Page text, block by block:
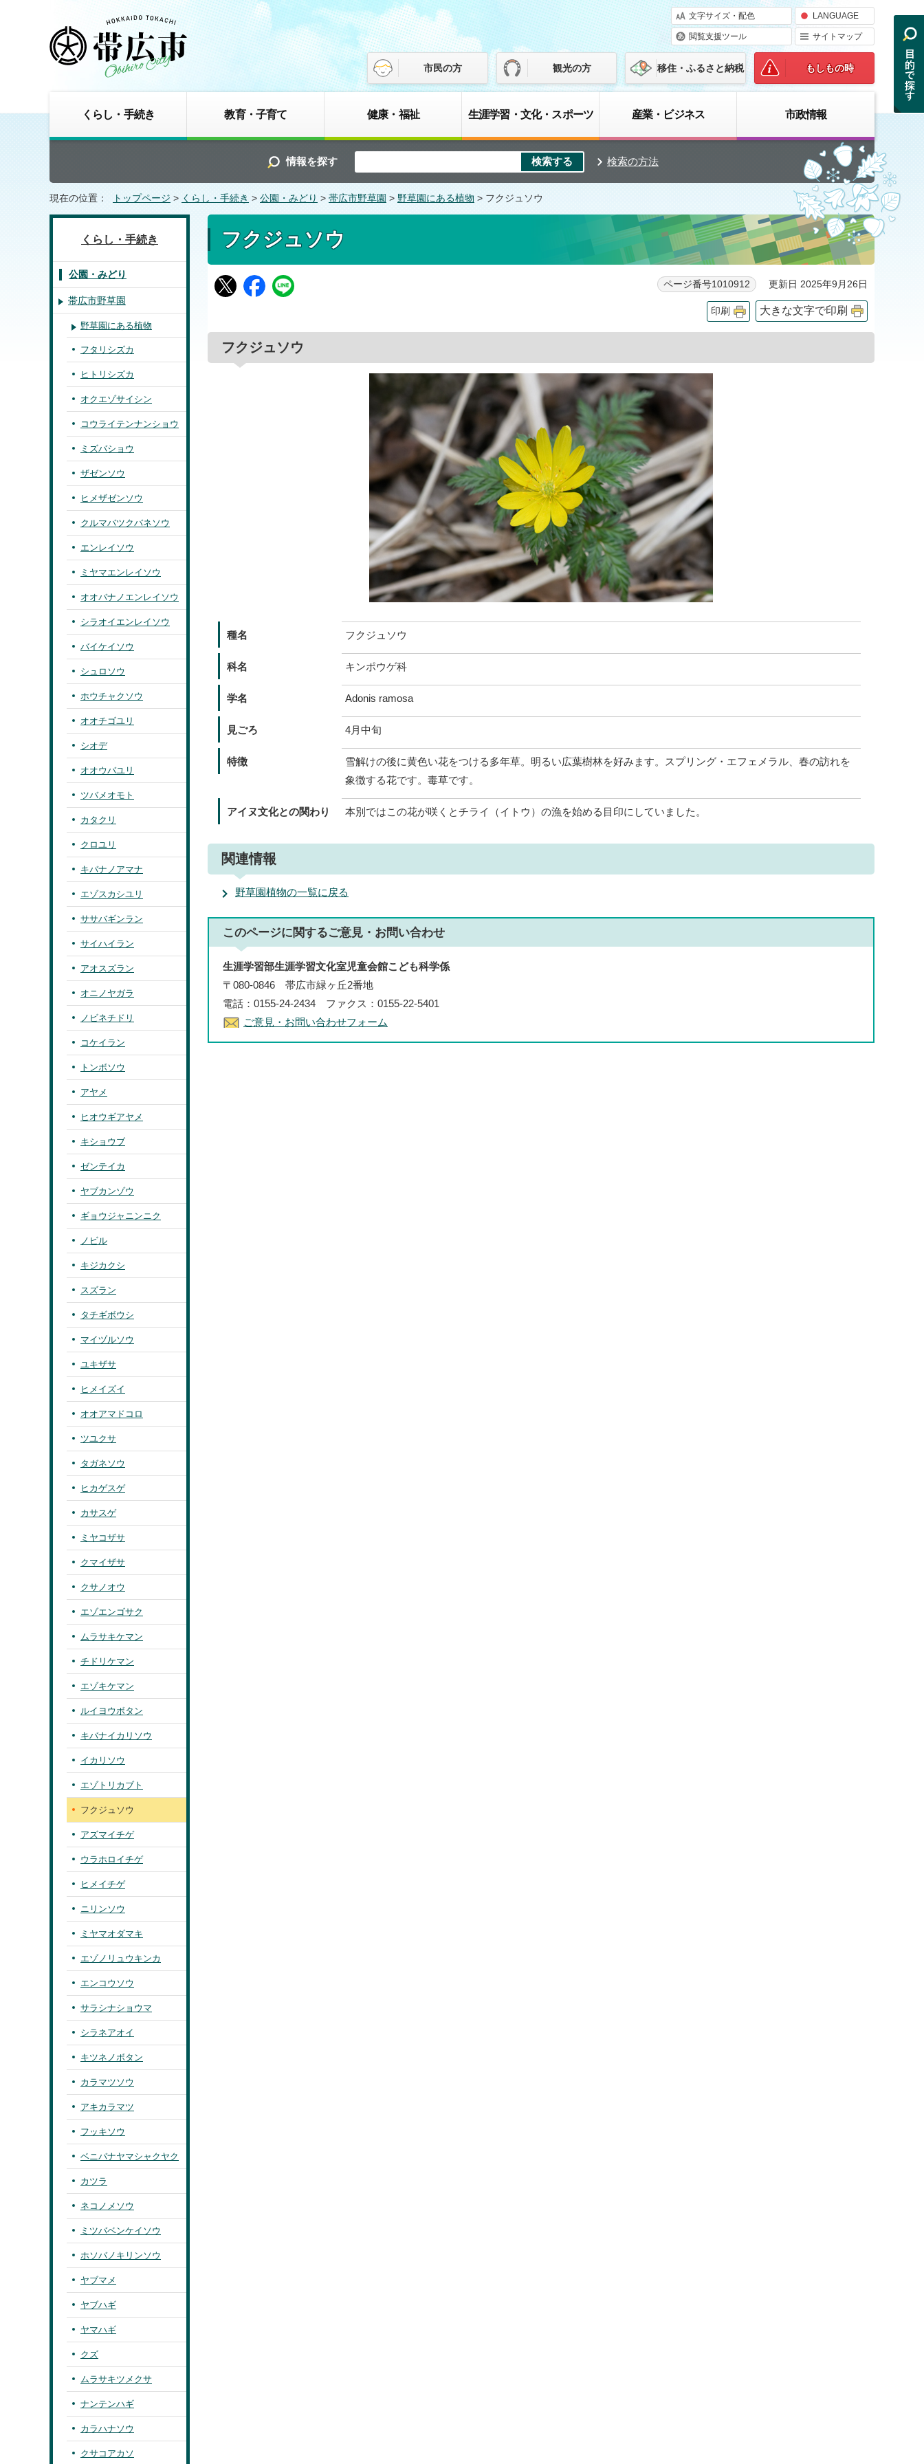
文字サイズ・配色 LANGUAGE
閲覧支援ツール サイトマップ
市民の方 観光の方 移住・ふるさと納税 もしもの時
くらし・手続き 教育・子育て 健康・福祉 生涯学習・文化・スポーツ 産業・ビジネス 市政情報
情報を探す 検索の方法
現在の位置： トップページ > くらし・手続き > 公園・みどり > 帯広市野草園 > 野草園にある植物 > フクジュソウ
フクジュソウ
ページ番号1010912 更新日 2025年9月26日
印刷 大きな文字で印刷
フクジュソウ
種名 フクジュソウ
科名 キンポウゲ科
学名 Adonis ramosa
見ごろ 4月中旬
特徴
雪解けの後に黄色い花をつける多年草。明るい広葉樹林を好みます。スプリング・エフェメラル、春の訪れを
象徴する花です。毒草です。
アイヌ文化との関わり 本別ではこの花が咲くとチライ（イトウ）の漁を始める目印にしていました。
関連情報
野草園植物の一覧に戻る
このページに関するご意見・お問い合わせ
生涯学習部生涯学習文化室児童会館こども科学係
〒080-0846 帯広市緑ヶ丘2番地
電話：0155-24-2434 ファクス：0155-22-5401
ご意見・お問い合わせフォーム
くらし・手続き
公園・みどり
帯広市野草園
野草園にある植物
フタリシズカ
ヒトリシズカ
オクエゾサイシン
コウライテンナンショウ
ミズバショウ
ザゼンソウ
ヒメザゼンソウ
クルマバツクバネソウ
エンレイソウ
ミヤマエンレイソウ
オオバナノエンレイソウ
シラオイエンレイソウ
バイケイソウ
シュロソウ
ホウチャクソウ
オオチゴユリ
シオデ
オオウバユリ
ツバメオモト
カタクリ
クロユリ
キバナノアマナ
エゾスカシユリ
ササバギンラン
サイハイラン
アオスズラン
オニノヤガラ
ノビネチドリ
コケイラン
トンボソウ
アヤメ
ヒオウギアヤメ
キショウブ
ゼンテイカ
ヤブカンゾウ
ギョウジャニンニク
ノビル
キジカクシ
スズラン
タチギボウシ
マイヅルソウ
ユキザサ
ヒメイズイ
オオアマドコロ
ツユクサ
タガネソウ
ヒカゲスゲ
カサスゲ
ミヤコザサ
クマイザサ
クサノオウ
エゾエンゴサク
ムラサキケマン
チドリケマン
エゾキケマン
ルイヨウボタン
キバナイカリソウ
イカリソウ
エゾトリカブト
フクジュソウ
アズマイチゲ
ウラホロイチゲ
ヒメイチゲ
ニリンソウ
ミヤマオダマキ
エゾノリュウキンカ
エンコウソウ
サラシナショウマ
シラネアオイ
キツネノボタン
カラマツソウ
アキカラマツ
フッキソウ
ベニバナヤマシャクヤク
カツラ
ネコノメソウ
ミツバベンケイソウ
ホソバノキリンソウ
ヤブマメ
ヤブハギ
ヤマハギ
クズ
ムラサキツメクサ
ナンテンハギ
カラハナソウ
クサコアカソ